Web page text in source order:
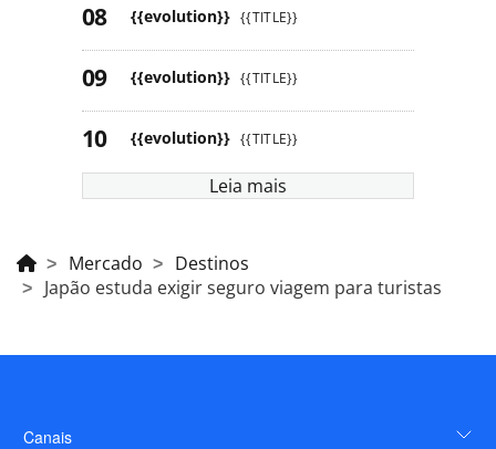
{{evolution}} {{TITLE}}
{{evolution}} {{TITLE}}
{{evolution}} {{TITLE}}
Leia mais
Mercado
Destinos
Japão estuda exigir seguro viagem para turistas
Canais